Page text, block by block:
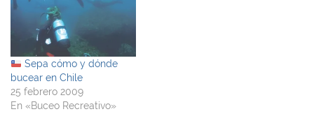
Sepa cómo y dónde
bucear en Chile
25 febrero 2009
En «Buceo Recreativo»